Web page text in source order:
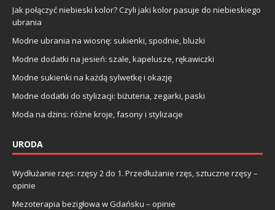
Jak połączyć niebieski kolor? Czyli jaki kolor pasuje do niebieskiego
ubrania
Modne ubrania na wiosnę: sukienki, spodnie, bluzki
Modne dodatki na jesień: szale, kapelusze, rękawiczki
Modne sukienki na każdą sylwetkę i okazję
Modne dodatki do stylizacji: biżuteria, zegarki, paski
Moda na dżins: różne kroje, fasony i stylizacje
URODA
Wydłużanie rzęs: rzęsy 2 do 1. Przedłużanie rzęs, sztuczne rzęsy –
opinie
Mezoterapia bezigłowa w Gdańsku – opinie